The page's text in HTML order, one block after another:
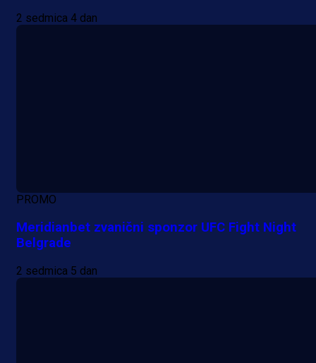
2 sedmica 4 dan
PROMO
Meridianbet zvanični sponzor UFC Fight Night
Belgrade
2 sedmica 5 dan